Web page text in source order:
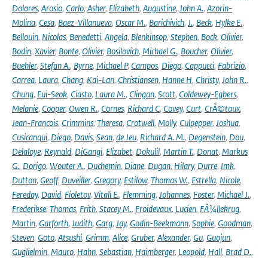
Dolores, Arosio, Carlo, Asher, Elizabeth, Augustine, John A., Azorin-
Molina, Cesa, Baez-Villanueva, Oscar M., Barichivich, J., Beck, Hylke E.,
Bellouin, Nicolas, Benedetti, Angela, Blenkinsop, Stephen, Bock, Olivier,
Bodin, Xavier, Bonte, Olivier, Bosilovich, Michael G., Boucher, Olivier,
Buehler, Stefan A., Byrne, Michael P, Campos, Diego, Cappucci, Fabrizio,
Carrea, Laura, Chang, Kai-Lan, Christiansen, Hanne H, Christy, John R.,
Chung, Eui-Seok, Ciasto, Laura M., Clingan, Scott, Coldewey-Egbers,
Melanie, Cooper, Owen R., Cornes, Richard C, Covey, Curt, CrÃ©taux,
Jean-Francois, Crimmins, Theresa, Crotwell, Molly, Culpepper, Joshua,
Cusicanqui, Diego, Davis, Sean, de Jeu, Richard A. M., Degenstein, Dou,
Delaloye, Reynald, DiGangi, Elizabet, Dokulil, Martin T., Donat, Markus
G., Dorigo, Wouter A., Duchemin, Diane, Dugan, Hilary, Durre, Imk,
Dutton, Geoff, Duveiller, Gregory, Estilow, Thomas W., Estrella, Nicole,
Fereday, David, Fioletov, Vitali E., Flemming, Johannes, Foster, Michael J.,
Frederikse, Thomas, Frith, Stacey M., Froidevaux, Lucien, FÃ¼llekrug,
Martin, Garforth, Judith, Garg, Jay, Godin-Beekmann, Sophie, Goodman,
Steven, Goto, Atsushi, Grimm, Alice, Gruber, Alexander, Gu, Guojun,
Guglielmin, Mauro, Hahn, Sebastian, Haimberger, Leopold, Hall, Brad D.,